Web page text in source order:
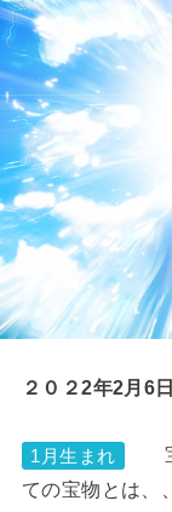
２０２2年2月6
1月生まれ
宝
ての宝物とは、